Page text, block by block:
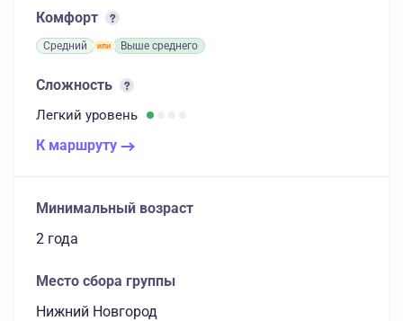
Комфорт
Средний Выше среднего
Сложность
Легкий уровень
К маршруту
Минимальный возраст
2 года
Место сбора группы
Нижний Новгород